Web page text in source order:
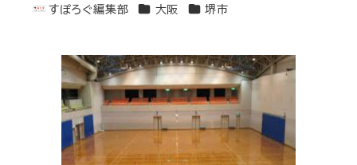
著
すぽろぐ編集部 エリア大阪 エリア堺市